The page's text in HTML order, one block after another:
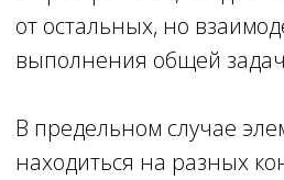
от остальных, но
выполнения общей
В предельном случае
находиться на разных